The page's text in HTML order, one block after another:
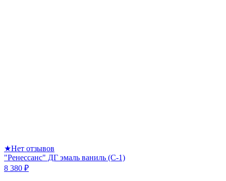
★Нет отзывов
"Ренессанс" ДГ эмаль ваниль (С-1)
8 380 ₽